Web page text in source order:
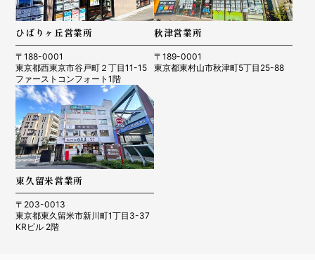
ひばりヶ丘営業所
〒188-0001
東京都西東京市谷戸町２丁目11-15
ファーストコンフォート1階
秋津営業所
〒189-0001
東京都東村山市秋津町5丁目25-88
東久留米営業所
〒203-0013
東京都東久留米市新川町1丁目3-37
KRビル 2階